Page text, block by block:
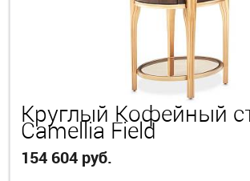
Круглый Кофейный
Camellia Field
154 604 руб.